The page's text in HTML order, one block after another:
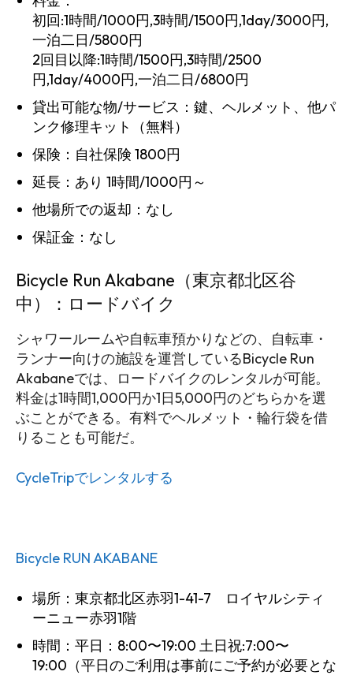
初回:1時間/1000円,3時間/1500円,1day/3000円,
一泊二日/5800円
2回目以降:1時間/1500円,3時間/2500
円,1day/4000円,一泊二日/6800円
貸出可能な物/サービス：鍵、ヘルメット、他パ
ンク修理キット（無料）
保険：自社保険 1800円
延長：あり 1時間/1000円～
他場所での返却：なし
保証金：なし
Bicycle Run Akabane（東京都北区谷
中）：ロードバイク
シャワールームや自転車預かりなどの、自転車・
ランナー向けの施設を運営しているBicycle Run
Akabaneでは、ロードバイクのレンタルが可能。
料金は1時間1,000円か1日5,000円のどちらかを選
ぶことができる。有料でヘルメット・輪行袋を借
りることも可能だ。
CycleTripでレンタルする
Bicycle RUN AKABANE
場所：東京都北区赤羽1-41-7 ロイヤルシティ
ーニュー赤羽1階
時間：平日：8:00〜19:00 土日祝:7:00〜
19:00（平日のご利用は事前にご予約が必要とな